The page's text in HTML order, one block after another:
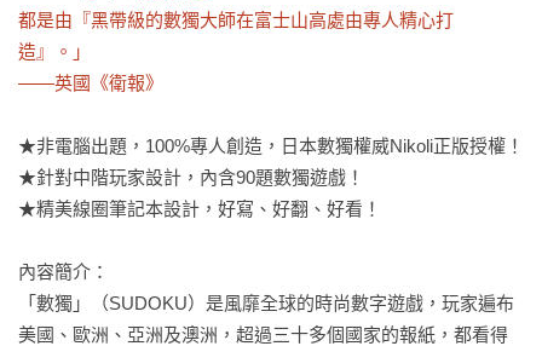
都是由『黑帶級的數獨大師在富士山高處由專人精心打
造』。」
——英國《衛報》
★非電腦出題，100%專人創造，日本數獨權威Nikoli正版授權！
★針對中階玩家設計，內含90題數獨遊戲！
★精美線圈筆記本設計，好寫、好翻、好看！
內容簡介：
「數獨」（SUDOKU）是風靡全球的時尚數字遊戲，玩家遍布
美國、歐洲、亞洲及澳洲，超過三十多個國家的報紙，都看得